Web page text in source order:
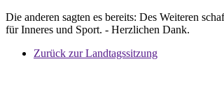
Die anderen sagten es bereits: Des Weiteren
für Inneres und Sport. - Herzlichen Dank.
Zurück zur Landtagssitzung